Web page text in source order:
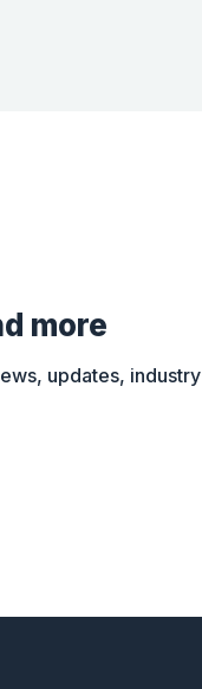
more
updates, industry